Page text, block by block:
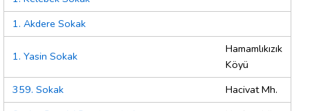
1. Akdere Sokak
1. Yasin Sokak
Hamamlıkızık
Köyü
359. Sokak
Hacivat Mh.